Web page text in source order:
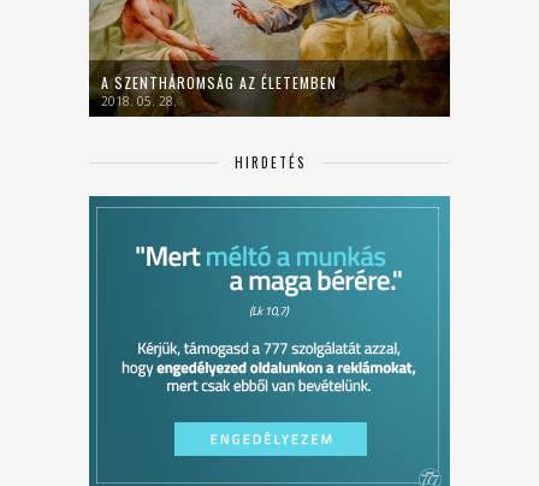
A SZENTHÁROMSÁG AZ ÉLETEMBEN
2018. 05. 28.
HIRDETÉS